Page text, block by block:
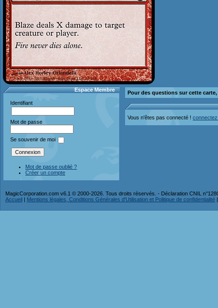
Espace Membre
Identifiant
Mot de passe
Se souvenir de moi
Mot de passe oublié ?
Créer un compte
Pour des questions sur cette
Vous n'êtes pas connecté !
MagicCorporation.com v6.1 © 2000-2026. Tous droits réservés. - Déclaration CNIL
Accueil | Mentions légales, Conditions Générales d'Utilisation et Politique de confidentialité